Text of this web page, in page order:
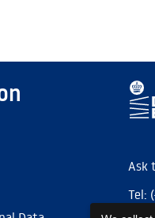
Ask
Tel: